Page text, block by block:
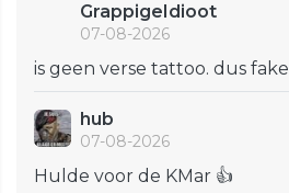
GrappigeIdioot
07-08-2026
is geen verse tattoo. dus fake
hub
07-08-2026
Hulde voor de KMar 👍